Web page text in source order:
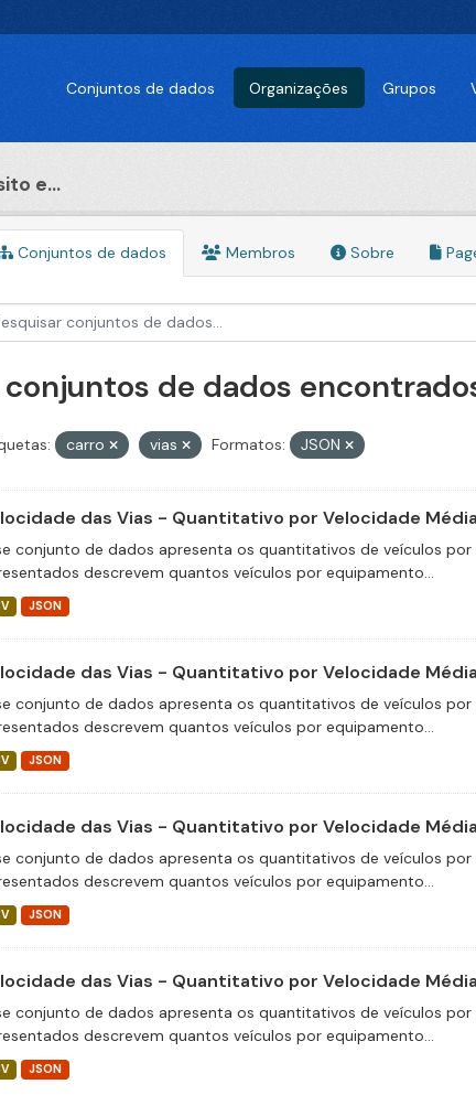
Conjuntos de dados Organizações Grupos
e...
Conjuntos de dados Membros Sobre
de dados
carro vias Formatos: JSON
das Vias - Quantitativo por Velocidade
conjunto de dados apresenta os quantitativos de veículos
descrevem quantos veículos por equipamento...
JSON
das Vias - Quantitativo por Velocidade
conjunto de dados apresenta os quantitativos de veículos
descrevem quantos veículos por equipamento...
JSON
das Vias - Quantitativo por Velocidade
conjunto de dados apresenta os quantitativos de veículos
descrevem quantos veículos por equipamento...
JSON
das Vias - Quantitativo por Velocidade
conjunto de dados apresenta os quantitativos de veículos
descrevem quantos veículos por equipamento...
JSON